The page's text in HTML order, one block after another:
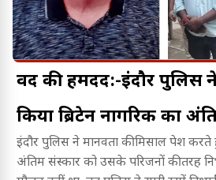
वर्दी की हमदर्दी:-इंदौर
किया ब्रिटेन नागरिक का
इंदौर पुलिस ने मानवता की मिसाल पेश करते
अंतिम संस्कार को उसके परिजनों की तरह